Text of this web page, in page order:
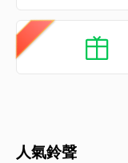
人氣鈴聲